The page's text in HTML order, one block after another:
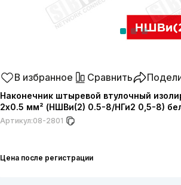
В избранное Сравнить
Наконечник штыревой втулочный
2х0.5 мм² (НШВи(2) 0.5-8/НГи2 0,5-8)
Артикул:08-2801
Цена после регистрации